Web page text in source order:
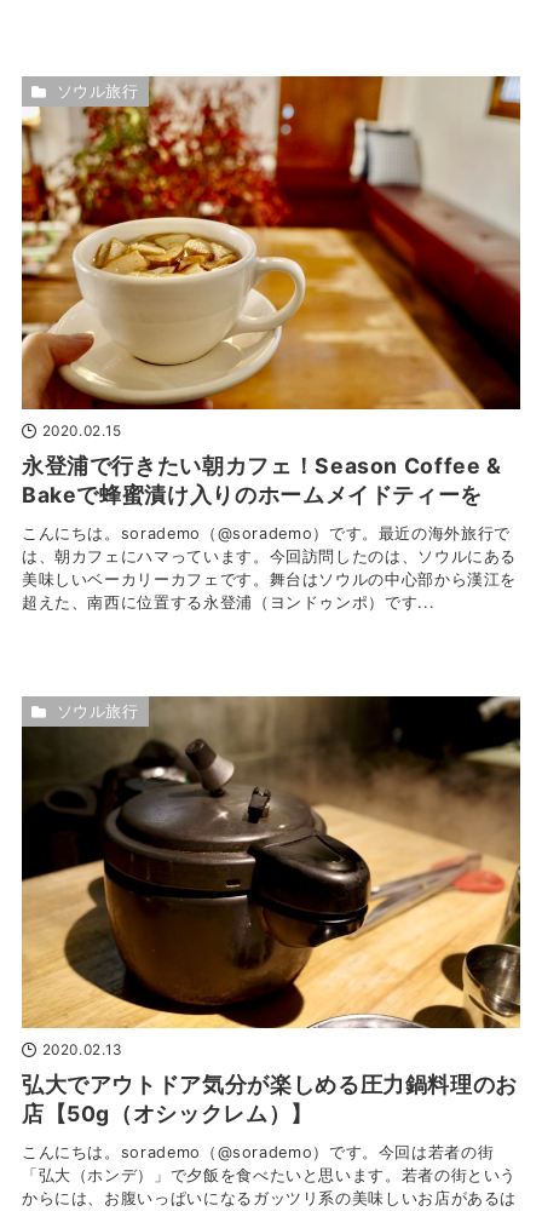
2020.02.15
永登浦で行きたい朝カフェ！Season Coffee &
Bakeで蜂蜜漬け入りのホームメイドティーを
こんにちは。sorademo（@sorademo）です。最近の海外旅行で
は、朝カフェにハマっています。今回訪問したのは、ソウルにある
美味しいベーカリーカフェです。舞台はソウルの中心部から漢江を
超えた、南西に位置する永登浦（ヨンドゥンポ）です...
ソウル旅行
2020.02.13
弘大でアウトドア気分が楽しめる圧力鍋料理のお
店【50g（オシックレム）】
こんにちは。sorademo（@sorademo）です。今回は若者の街
「弘大（ホンデ）」で夕飯を食べたいと思います。若者の街という
からには、お腹いっぱいになるガッツリ系の美味しいお店があるは
ソウル旅行